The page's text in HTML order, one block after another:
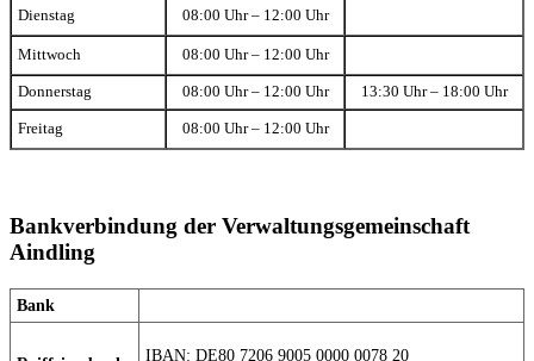
Dienstag 08:00 Uhr – 12:00 Uhr
Mittwoch 08:00 Uhr – 12:00 Uhr
Donnerstag 08:00 Uhr – 12:00 Uhr 13:30 Uhr – 18:00 Uhr
Freitag 08:00 Uhr – 12:00 Uhr
Bankverbindung der Verwaltungsgemeinschaft
Aindling
Bank
IBAN: DE80 7206 9005 0000 0078 20